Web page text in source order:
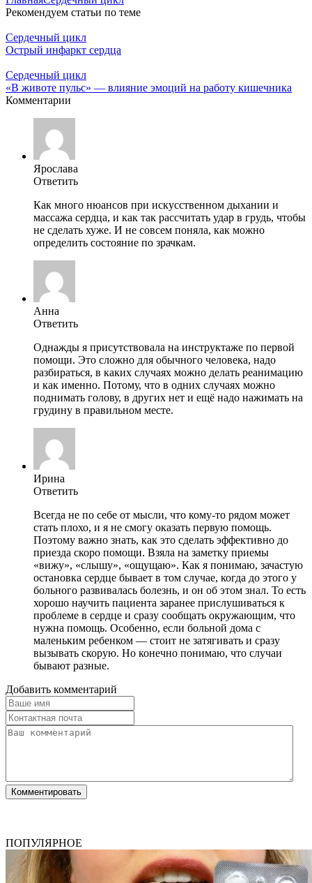
Рекомендуем статьи по теме
Сердечный цикл
Острый инфаркт сердца
Сердечный цикл
«В животе пульс» — влияние эмоций на работу кишечника
Комментарии
Ярослава
Ответить
Как много нюансов при искусственном дыхании и
массажа сердца, и как так рассчитать удар в грудь, чтобы
не сделать хуже. И не совсем поняла, как можно
определить состояние по зрачкам.
Анна
Ответить
Однажды я присутствовала на инструктаже по первой
помощи. Это сложно для обычного человека, надо
разбираться, в каких случаях можно делать реанимацию
и как именно. Потому, что в одних случаях можно
поднимать голову, в других нет и ещё надо нажимать на
грудину в правильном месте.
Ирина
Ответить
Всегда не по себе от мысли, что кому-то рядом может
стать плохо, и я не смогу оказать первую помощь.
Поэтому важно знать, как это сделать эффективно до
приезда скоро помощи. Взяла на заметку приемы
«вижу», «слышу», «ощущаю». Как я понимаю, зачастую
остановка сердце бывает в том случае, когда до этого у
больного развивалась болезнь, и он об этом знал. То есть
хорошо научить пациента заранее прислушиваться к
проблеме в сердце и сразу сообщать окружающим, что
нужна помощь. Особенно, если больной дома с
маленьким ребенком — стоит не затягивать и сразу
вызывать скорую. Но конечно понимаю, что случаи
бывают разные.
Добавить комментарий
ПОПУЛЯРНОЕ